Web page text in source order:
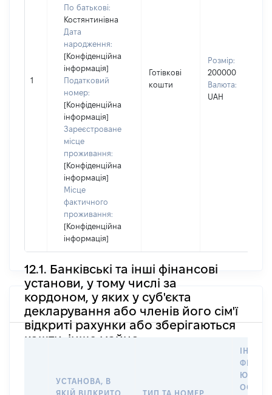
1
По батькові:
Костянтинівна
Дата
народження:
[Конфіденційна
інформація]
Податковий
номер:
[Конфіденційна
інформація]
Зареєстроване
місце
проживання:
[Конфіденційна
інформація]
Місце
фактичного
проживання:
[Конфіденційна
інформація]
Готівкові
кошти
Розмір:
200000
Валюта:
UAH
12.1. Банківські та інші фінансові
установи, у тому числі за
кордоном, у яких у суб'єкта
декларування або членів його сім'ї
відкриті рахунки або зберігаються
кошти, інше майно
УСТАНОВА, В
ЯКІЙ ВІДКРИТО
ТИП ТА НОМЕР